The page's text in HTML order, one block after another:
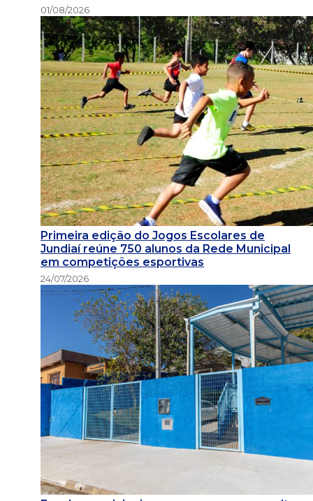
01/08/2026
Primeira edição do Jogos Escolares de
Jundiaí reúne 750 alunos da Rede Municipal
em competições esportivas
24/07/2026